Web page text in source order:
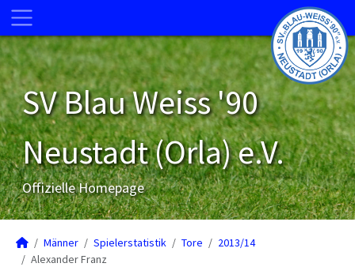
SV Blau Weiss '90
Neustadt (Orla) e.V.
Offizielle Homepage
Männer Spielerstatistik Tore
2013/14
Alexander Franz